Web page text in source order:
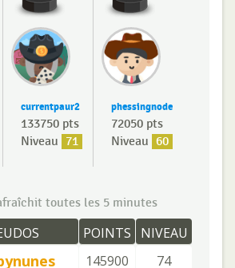
currentpaur2
133750 pts
Niveau 71
phessingnode
72050 pts
Niveau 60
toutes les 5 minutes
POINTS
NIVEAU
145900
74